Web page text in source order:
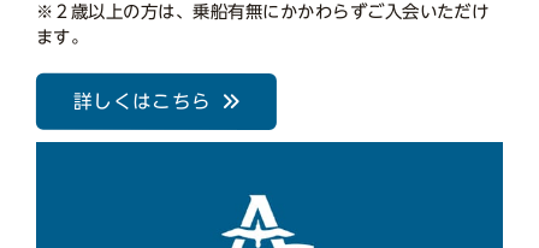
※２歳以上の方は、乗船有無にかかわらずご入会いただけ
ます。
詳しくはこちら